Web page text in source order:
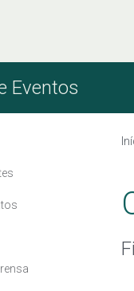
Eventos